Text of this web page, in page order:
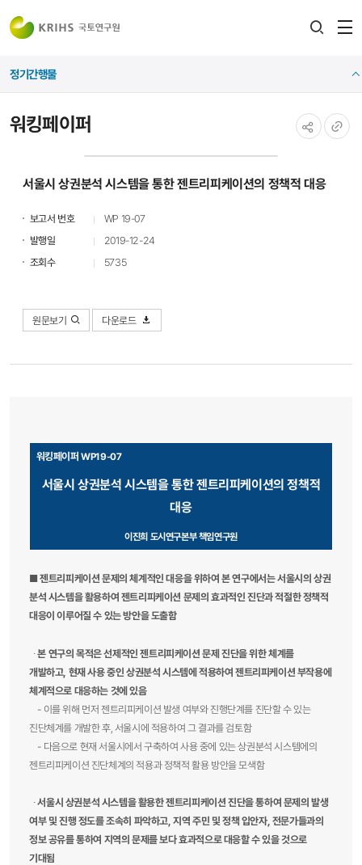
워킹페이퍼
정기간행물
서울시 상권분석 시스템을 통한 젠트리피케이션의 정책적 대응
보고서 번호
WP 19-07
발행일
2019-12-24
조회수
5735
원문보기 다운로드
워킹페이퍼 WP19-07
서울시 상권분석 시스템을 통한 젠트리피케이션의 정책적
대응
이진희 도시연구본부 책임연구원
■젠트리피케이션 문제의 체계적인 대응을 위하여 본 연구에서는 서울시의 상권
분석 시스템을 활용하여 젠트리피케이션 문제의 효과적인 진단과 적절한 정책적
대응이 이루어질 수 있는 방안을 도출함
∙본 연구의 목적은 선제적인 젠트리피케이션 문제 진단을 위한 체계를
개발하고, 현재 사용 중인 상권분석 시스템에 적용하여 젠트리피케이션 부작용에
체계적으로 대응하는 것에 있음
- 이를 위해 먼저 젠트리피케이션 발생 여부와 진행단계를 진단할 수 있는
진단체계를 개발한 후, 서울시에 적용하여 그 결과를 검토함
- 다음으로 현재 서울시에서 구축하여 사용 중에 있는 상권분석 시스템에의
젠트리피케이션 진단체계의 적용과 정책적 활용 방안을 모색함
∙서울시 상권분석 시스템을 활용한 젠트리피케이션 진단을 통하여 문제의 발생
여부 및 진행 정도를 조속히 파악하고, 지역 주민 및 정책 입안자, 전문가들과의
정보 공유를 통하여 지역의 문제를 보다 효과적으로 대응할 수 있을 것으로
기대됨